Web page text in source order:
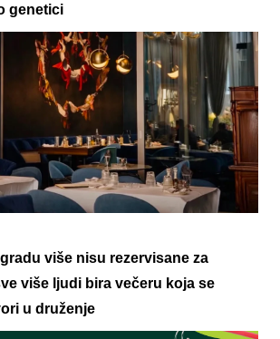
genetici
više nisu rezervisane za
više ljudi bira večeru koja se
u druženje